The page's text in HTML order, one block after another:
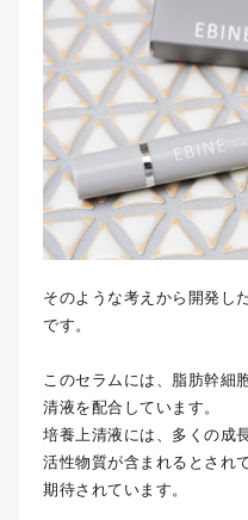
そのような考えから開発し
です。
このセラムには、脂肪幹細
清液を配合しています。
培養上清液には、多くの成
活性物質が含まれるとされ
期待されています。